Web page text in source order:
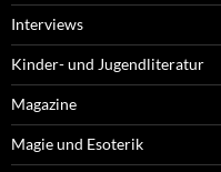
Interviews
Kinder- und Jugendliteratur
Magazine
Magie und Esoterik